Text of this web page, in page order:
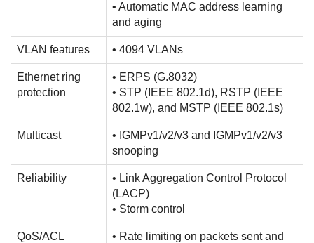
• Automatic MAC address learning
and aging
VLAN features • 4094 VLANs
Ethernet ring
protection
• ERPS (G.8032)
• STP (IEEE 802.1d), RSTP (IEEE
802.1w), and MSTP (IEEE 802.1s)
Multicast
• IGMPv1/v2/v3 and IGMPv1/v2/v3
snooping
Reliability
• Link Aggregation Control Protocol
(LACP)
• Storm control
QoS/ACL
• Rate limiting on packets sent and